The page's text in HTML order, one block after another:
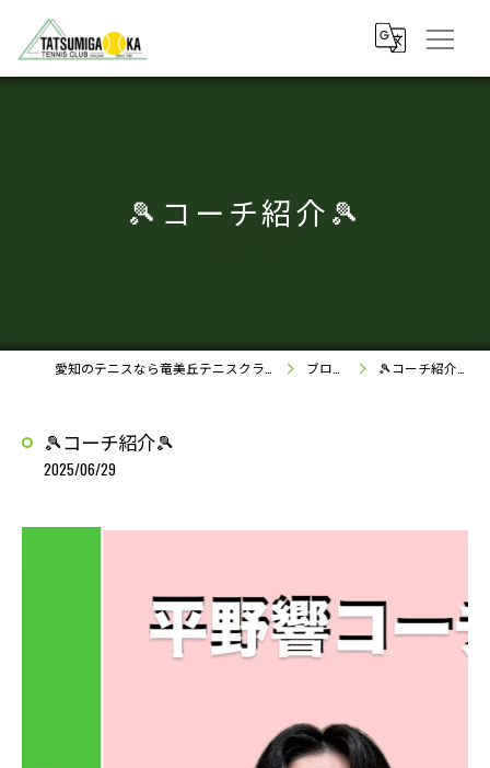
🎾コーチ紹介🎾
ブログ 🎾コーチ紹介🎾
🎾コーチ紹介🎾
2025/06/29